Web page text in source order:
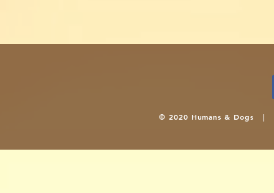
© 2020 Humans & Dogs